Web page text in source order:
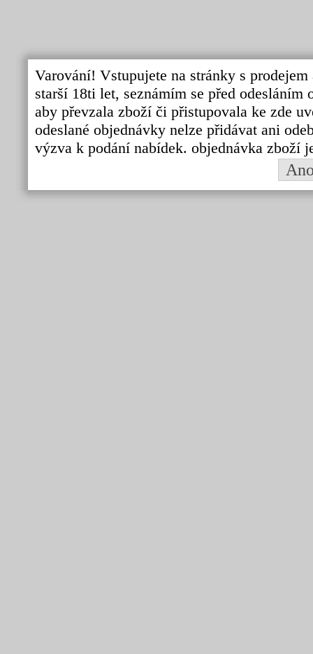
Varování! Vstupujete na stránky s
starší 18ti let, seznámím se před
aby převzala zboží či přistupovala ke zde
odeslané objednávky nelze přidávat ani
výzva k podání nabídek. objednávka zboží